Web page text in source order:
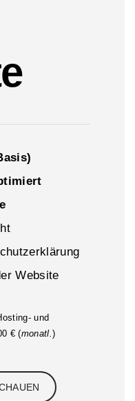
Website
und
€ (monatl.)